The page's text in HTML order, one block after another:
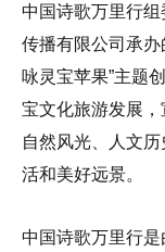
中国诗歌万里行
传播有限公司承
咏灵宝苹果”主题
宝文化旅游发展
自然风光、人文
活和美好远景。
中国诗歌万里行